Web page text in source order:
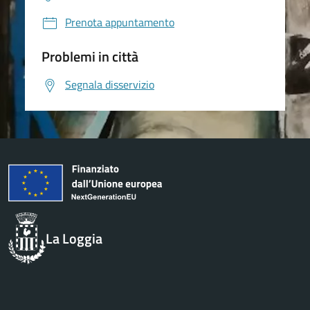
Prenota appuntamento
Problemi in città
Segnala disservizio
La Loggia